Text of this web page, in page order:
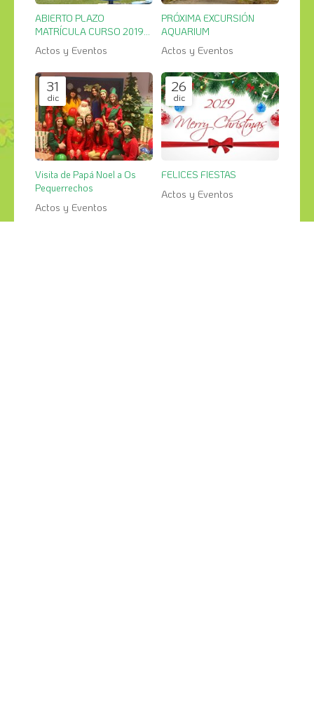
ABIERTO PLAZO
MATRÍCULA CURSO 2019-
2020
Actos y Eventos
PRÓXIMA EXCURSIÓN
AQUARIUM
Actos y Eventos
31
dic
Visita de Papá Noel a Os
Pequerrechos
Actos y Eventos
26
dic
FELICES FIESTAS
Actos y Eventos